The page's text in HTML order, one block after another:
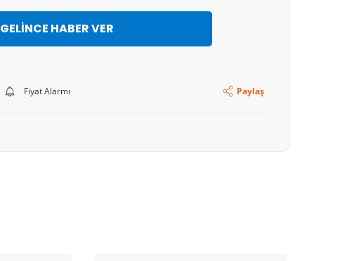
GELİNCE HABER VER
Fiyat Alarmı Paylaş